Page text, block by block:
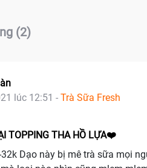
(2)
lúc 12:51 - Trà Sữa Fresh
TOPPING THA HỒ LỰA❤️
Dạo này bị mê trà sữa mọi